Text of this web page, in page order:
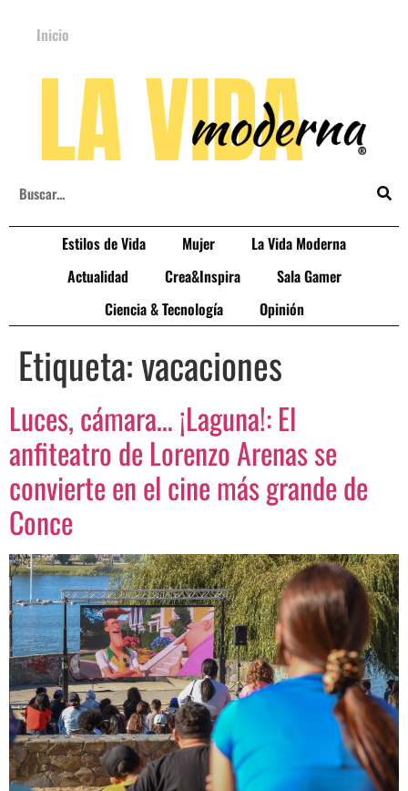
Inicio
Estilos de Vida Mujer
La Vida Moderna
Actualidad
Crea&Inspira
Sala Gamer
Ciencia & Tecnología
Opinión
Etiqueta:vacaciones
Luces, cámara… ¡Laguna!: El
anfiteatro de Lorenzo Arenas se
convierte en el cine más grande de
Conce